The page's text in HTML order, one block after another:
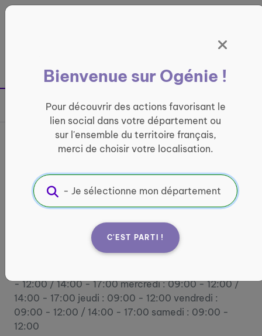
France entière
Bienvenue sur Ogénie !
Pour découvrir des actions favorisant le
lien social dans votre département ou
sur l'ensemble du territoire français,
merci de choisir votre localisation.
C'EST PARTI !
Partager sur
France services La Poste de
Saint-Sébastien
INFORMATIQUE ET ACCÈS AUX DROITS
Informations pratiques :
- 12:00 / 14:00 - 17:00 mercredi : 09:00 - 12:00 /
14:00 - 17:00 jeudi : 09:00 - 12:00 vendredi :
09:00 - 12:00 / 14:00 - 17:00 samedi : 09:00 -
12:00
Panneau de gestion des cookies